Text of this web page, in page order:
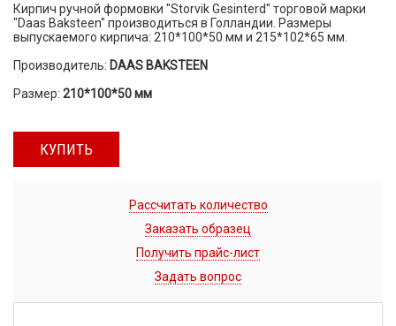
Кирпич ручной формовки "Storvik Gesinterd" торговой марки
"Daas Baksteen" производиться в Голландии. Размеры
выпускаемого кирпича: 210*100*50 мм и 215*102*65 мм.
Производитель: DAAS BAKSTEEN
Размер: 210*100*50 мм
КУПИТЬ
Рассчитать количество
Заказать образец
Получить прайс-лист
Задать вопрос